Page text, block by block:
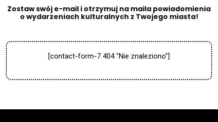
Zostaw swój e-mail i otrzymuj na maila powiadomienia
o wydarzeniach kulturalnych z Twojego miasta!
[contact-form-7 404 "Nie znaleziono"]